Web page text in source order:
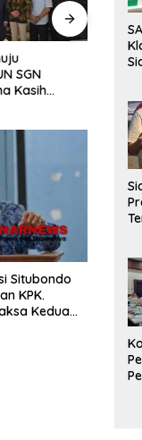
SGN
Kasih
Situbondo
KPK.
Kedua